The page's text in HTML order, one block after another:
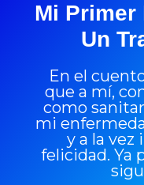
Mi Primer
Un
En el
que a mí,
como
mi
y a la vez
felicidad. Ya